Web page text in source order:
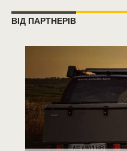
ВІД ПАРТНЕРІВ